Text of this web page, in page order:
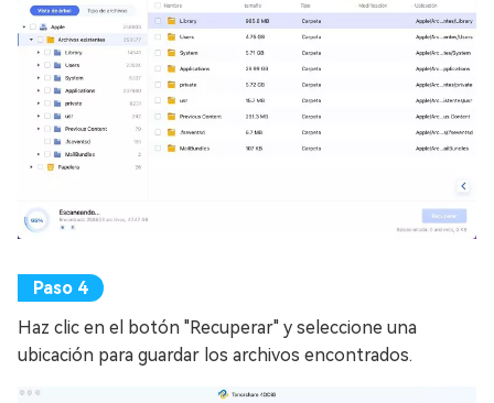
Haz clic en el botón "Recuperar" y seleccione una
ubicación para guardar los archivos encontrados.